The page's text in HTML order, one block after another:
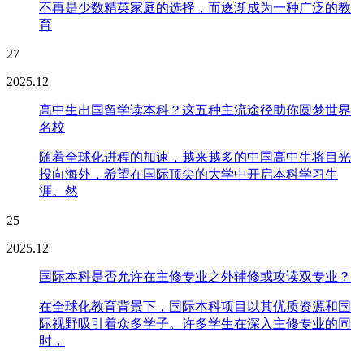
不再是少数精英家庭的选择，而逐渐成为一种广泛的教
育
27
2025.12
高中生出国留学读本科？这五种主流途径助你圆梦世界
名校
随着全球化进程的加速，越来越多的中国高中生将目光
投向海外，希望在国际顶尖的大学中开启本科学习生
涯。然
25
2025.12
国际本科是否允许在主修专业之外辅修或攻读双专业？
在全球化教育背景下，国际本科项目以其优质资源和国
际视野吸引着众多学子。许多学生在深入主修专业的同
时，